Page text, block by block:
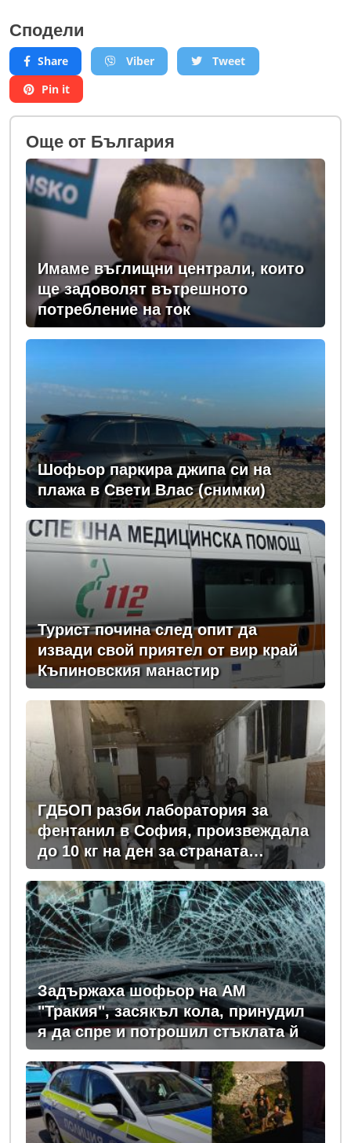
Сподели
Share Viber
Tweet
Pin it
Oще от България
Имаме въглищни централи, които
ще задоволят вътрешното
потребление на ток
Шофьор паркира джипа си на
плажа в Свети Влас (снимки)
Турист почина след опит да
извади свой приятел от вир край
Къпиновския манастир
ГДБОП разби лаборатория за
фентанил в София, произвеждала
до 10 кг на ден за страната
(снимки)
Задържаха шофьор на АМ
"Тракия", засякъл кола, принудил
я да спре и потрошил стъклата й